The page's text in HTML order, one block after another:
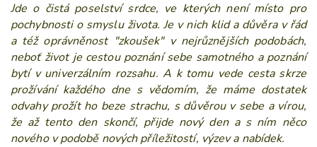
Jde o čistá poselství srdce, ve kterých není místo pro
pochybnosti o smyslu života. Je v nich klid a důvěra v řád
a též oprávněnost "zkoušek" v nejrůznějších podobách,
neboť život je cestou poznání sebe samotného a poznání
bytí v univerzálním rozsahu. A k tomu vede cesta skrze
prožívání každého dne s vědomím, že máme dostatek
odvahy prožít ho beze strachu, s důvěrou v sebe a vírou,
že až tento den skončí, přijde nový den a s ním něco
nového v podobě nových příležitostí, výzev a nabídek.